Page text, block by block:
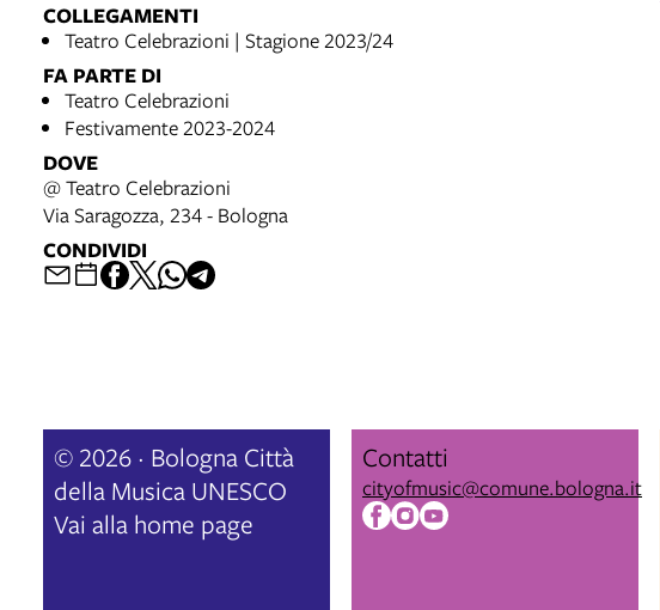
COLLEGAMENTI
Teatro Celebrazioni | Stagione 2023/24
FA PARTE DI
Teatro Celebrazioni
Festivamente 2023-2024
DOVE
@ Teatro Celebrazioni
Via Saragozza, 234 - Bologna
CONDIVIDI
© 2026 · Bologna Città
della Musica UNESCO
Vai alla home page
Contatti
cityofmusic@comune.bologna.it